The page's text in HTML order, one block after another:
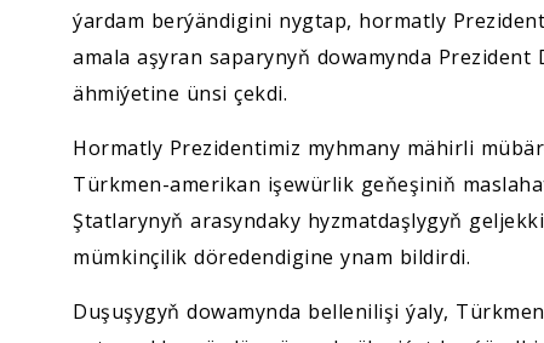
ýardam berýändigini nygtap, hormatly
amala aşyran saparynyň dowamynda
ähmiýetine ünsi çekdi.
Hormatly Prezidentimiz myhmany mähirli
Türkmen-amerikan işewürlik geňeşiniň
Ştatlarynyň arasyndaky hyzmatdaşlygyň
mümkinçilik döredendigine ynam bildirdi.
Duşuşygyň dowamynda bellenilişi ýaly,